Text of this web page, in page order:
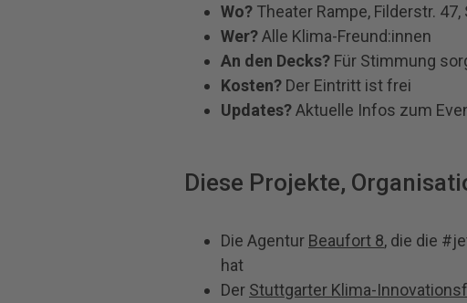
Wo? Theater Rampe, Filderstr.
Wer?Alle Klima-Freund:innen
An den Decks? Für Stimmung
Kosten? Der Eintritt ist frei
Updates?Aktuelle Infos zum
Diese Projekte,
Die Agentur Beaufort 8, die die
hat
Der Stuttgarter Klima-